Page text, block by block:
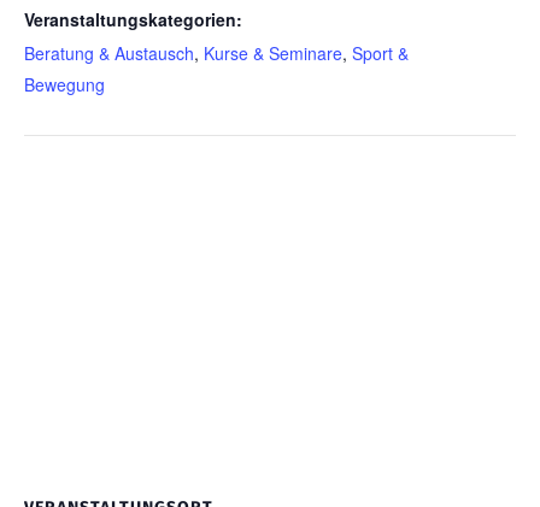
Veranstaltungskategorien:
Beratung & Austausch, Kurse & Seminare, Sport &
Bewegung